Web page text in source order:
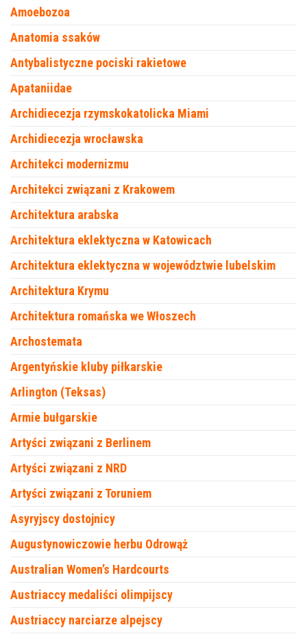
Amoebozoa
Anatomia ssaków
Antybalistyczne pociski rakietowe
Apataniidae
Archidiecezja rzymskokatolicka Miami
Archidiecezja wrocławska
Architekci modernizmu
Architekci związani z Krakowem
Architektura arabska
Architektura eklektyczna w Katowicach
Architektura eklektyczna w województwie lubelskim
Architektura Krymu
Architektura romańska we Włoszech
Archostemata
Argentyńskie kluby piłkarskie
Arlington (Teksas)
Armie bułgarskie
Artyści związani z Berlinem
Artyści związani z NRD
Artyści związani z Toruniem
Asyryjscy dostojnicy
Augustynowiczowie herbu Odrowąż
Australian Women’s Hardcourts
Austriaccy medaliści olimpijscy
Austriaccy narciarze alpejscy